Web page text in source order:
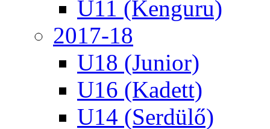
U11 (Kenguru)
2017-18
U18 (Junior)
U16 (Kadett)
U14 (Serdülő)